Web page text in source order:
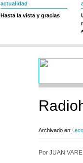
actualidad
Hasta la vista y gracias
Archivado en:
Por JUAN